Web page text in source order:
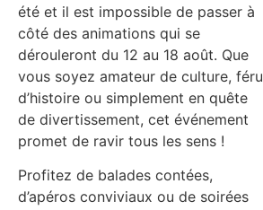
été et il est impossible de passer à
côté des animations qui se
dérouleront du 12 au 18 août. Que
vous soyez amateur de culture, féru
d’histoire ou simplement en quête
de divertissement, cet événement
promet de ravir tous les sens !
Profitez de balades contées,
d’apéros conviviaux ou de soirées